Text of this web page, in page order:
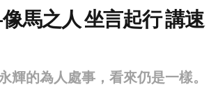
馬之人 坐言起行 講速
輝的為人處事，看來仍是一樣。